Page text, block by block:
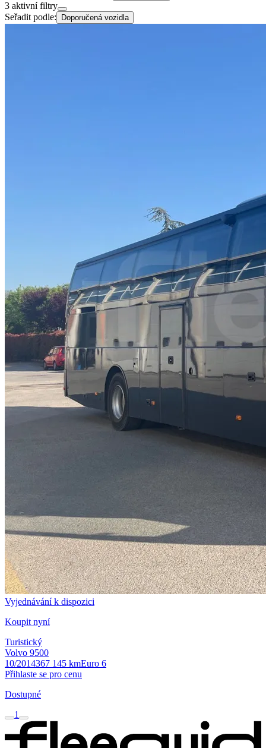
3 aktivní filtry
Seřadit podle:
Doporučená vozidla
Vyjednávání k dispozici
Koupit nyní
Turistický
Volvo 9500
10/2014367 145 kmEuro 6
Přihlaste se pro cenu
Dostupné
1